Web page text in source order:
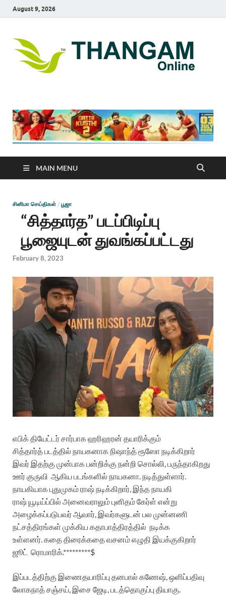
August 9, 2026
MAIN MENU
சினிமா செய்திகள் / பூஜா
“சித்தார்த” படப்பிடிப்பு
பூஜையுடன் துவங்கப்பட்டது
February 8, 2023
எபிக்தியேட்டர்சார்பாகஹரிஹரன் தயாரிக்கும்
சித்தார்த்படத்தில் நாயகனாகநிஷாந்த்ரூஸோநடிக்கிறார்
இவர் இதற்கு முன்பாகபன்றிக்கு நன்றி சொல்லி,பருந்தாகிறது
ஊர்குருவி ஆகிய படங்களில் நாயகனா.நடித்துள்ளார்.
நாயகியாகபுதுமுகம்ராஷ்நடிக்கிறார், இந்தநாயகி
ராஷ்யூடிய்ப்பில் அனைவராலும்புனிதம்கேர்ள் என்று
அழைக்கப்படுபவர்ஆவார், இவர்களுடன் பல முன்னணி
நட்சத்திரங்கள் முக்கிய கதாபாத்திரத்தில் நடிக்க
உள்ளனர்.கதைதிரைக்கதைவசனம்எழுதி இயக்குகிறார்
ஜூட் ரொமாரிக்.*********$
இப்படத்திற்கு இணைதயாரிப்பு தனபால் கணேஷ்,ஒளிப்பதிவு
லோகநாத்சஞ்சய், இசை ஜேடி,படத்தொகுப்பு தியாகு.